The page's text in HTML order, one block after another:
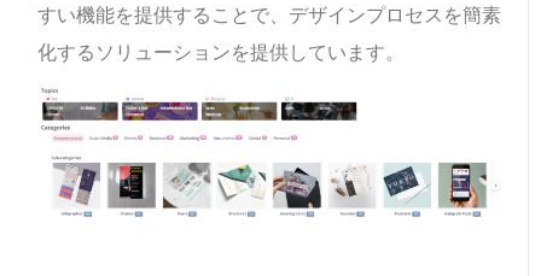
すい機能を提供することで、デザインプロセスを簡素
化するソリューションを提供しています。